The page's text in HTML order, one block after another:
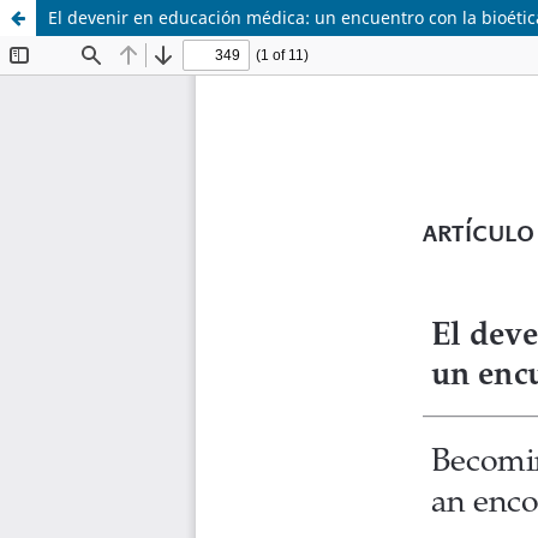
El devenir en educación médica: un encuentro con la